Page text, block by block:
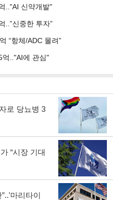
.."AI 신약개발"
..”신중한 투자”
“항체/ADC 몰려”
억.."AI에 관심"
로 당뇨병 3
“시장 기대
마리타이